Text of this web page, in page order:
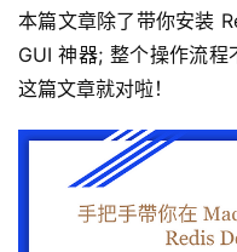
本篇文章除了带你安装
GUI 神器; 整个操作流
这篇文章就对啦！